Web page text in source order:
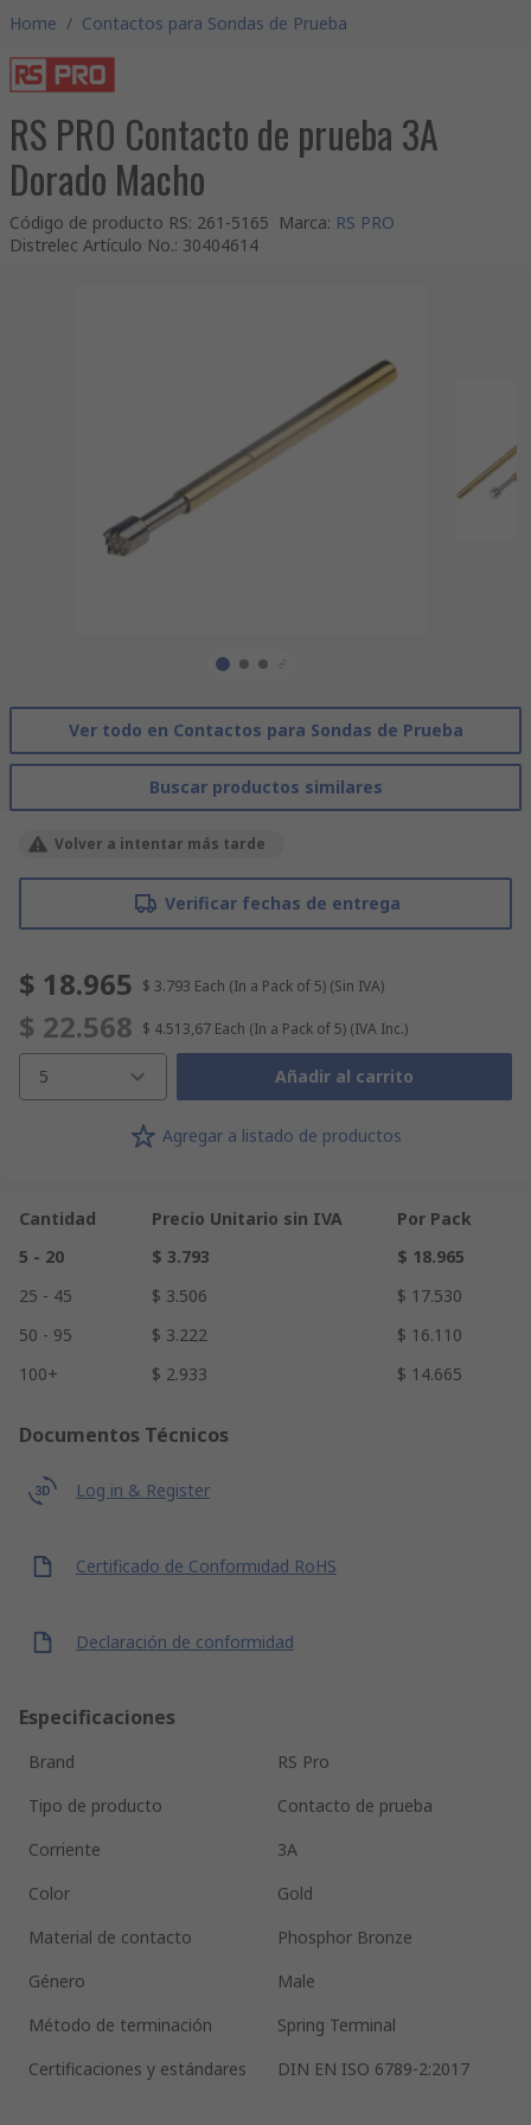
Home / Contactos para Sondas de Prueba
RS PRO Contacto de prueba 3A
Dorado Macho
Código de producto RS: 261-5165 Marca: RS PRO
Distrelec Artículo No.: 30404614
Ver todo en Contactos para Sondas de Prueba
Buscar productos similares
Volver a intentar más tarde
Verificar fechas de entrega
$ 18.965 $ 3.793 Each (In a Pack of 5) (Sin IVA)
$ 22.568 $ 4.513,67 Each (In a Pack of 5) (IVA Inc.)
5 Añadir al carrito
Agregar a listado de productos
Cantidad Precio Unitario sin IVA
Por Pack
5 - 20
$ 3.793
$ 18.965
25 - 45
$ 3.506
$ 17.530
50 - 95
$ 3.222
$ 16.110
100+
$ 2.933 $ 14.665
Documentos Técnicos
Log in & Register
Certificado de Conformidad RoHS
Declaración de conformidad
Especificaciones
Brand
RS Pro
Tipo de producto
Contacto de prueba
Corriente
3A
Color
Gold
Material de contacto
Phosphor Bronze
Género
Male
Método de terminación
Spring Terminal
Certificaciones y estándares
DIN EN ISO 6789-2:2017